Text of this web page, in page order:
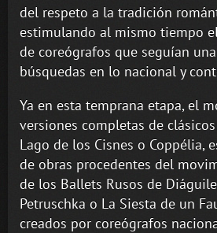
del respeto a la tradición
estimulando al mismo tiempo
de coreógrafos que seguían
búsquedas en lo nacional y
Ya en esta temprana etapa, el
versiones completas de
Lago de los Cisnes o Coppélia,
de obras procedentes del
de los Ballets Rusos de
Petruschka o La Siesta de un
creados por coreógrafos